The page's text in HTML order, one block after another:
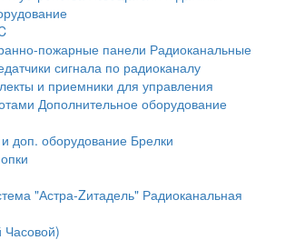
пожарные панели Радиоканальные
сигнала по радиоканалу
и приемники для управления
Дополнительное оборудование
доп. оборудование Брелки
"Астра-Zитадель" Радиоканальная